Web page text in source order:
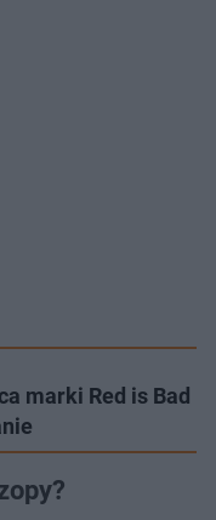
marki Red is Bad